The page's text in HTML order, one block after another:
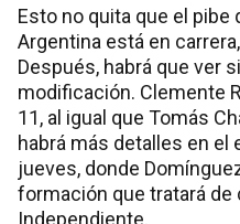
Esto no quita que el
Argentina está en
Después, habrá que ver
modificación. Clemente
11, al igual que Tomás
habrá más detalles en
jueves, donde
formación que tratará de
Independiente.